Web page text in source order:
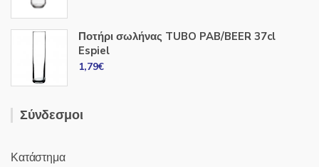
Ποτήρι σωλήνας TUBO PAB/BEER 37cl
Espiel
1,79€
Σύνδεσμοι
Κατάστημα